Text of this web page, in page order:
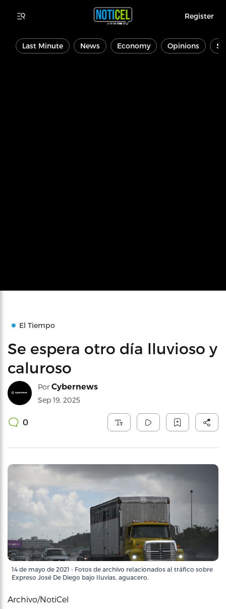
Register
Last Minute News Economy Opinions
El Tiempo
Se espera otro día lluvioso y
caluroso
Por Cybernews
Sep 19, 2025
0
14 de mayo de 2021 - Fotos de archivo relacionados al tráfico sobre
Expreso José De Diego bajo lluvias, aguacero.
Archivo/NotiCel